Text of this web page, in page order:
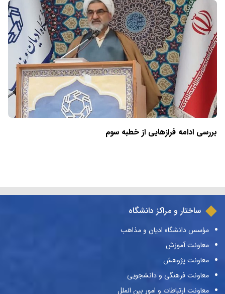
بررسی ادامه فرازهایی از خطبه سوم
ساختار و مراکز دانشگاه
مؤسس دانشگاه ادیان و مذاهب
معاونت آموزش
معاونت پژوهش
معاونت فرهنگی و دانشجویی
معاونت ارتباطات و امور بین الملل